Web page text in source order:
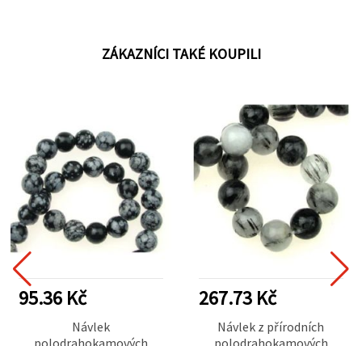
ZÁKAZNÍCI TAKÉ KOUPILI
95.36 Kč
Návlek
polodrahokamových
267.73 Kč
Návlek z přírodních
polodrahokamových